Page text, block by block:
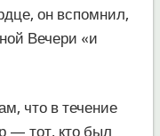
он вспомнил,
Вечери «и
что в течение
— тот, кто был